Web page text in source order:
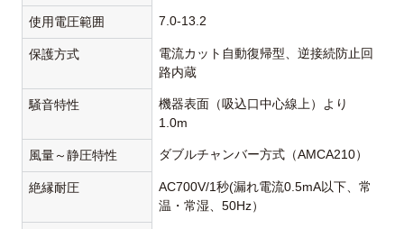
使用電圧範囲 7.0-13.2
保護方式
電流カット自動復帰型、逆接続防止回
路内蔵
騒音特性
機器表面（吸込口中心線上）より
1.0m
風量～静圧特性 ダブルチャンバー方式（AMCA210）
絶縁耐圧
AC700V/1秒(漏れ電流0.5mA以下、常
温・常湿、50Hz）